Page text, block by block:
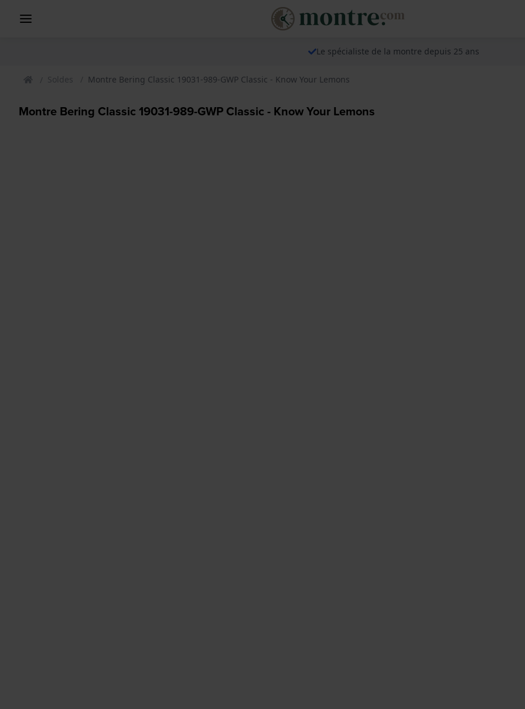
Le spécialiste de la montre depuis 25 ans
Soldes Montre Bering Classic 19031-989-GWP Classic - Know Your Lemons
Montre Bering Classic 19031-989-GWP Classic - Know Your Lemons